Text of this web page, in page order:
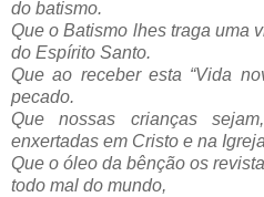
do batismo.
Que o Batismo lhes traga uma
do Espírito Santo.
Que ao receber esta “Vida
pecado.
Que nossas crianças
enxertadas em Cristo e na
Que o óleo da bênção os
todo mal do mundo,